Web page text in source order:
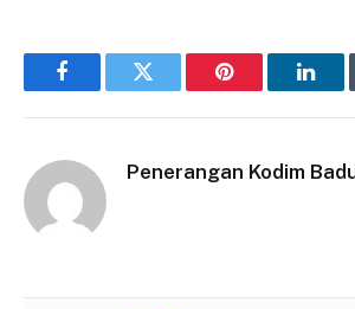
FacebookTwitter Pinterest
Penerangan Kodim